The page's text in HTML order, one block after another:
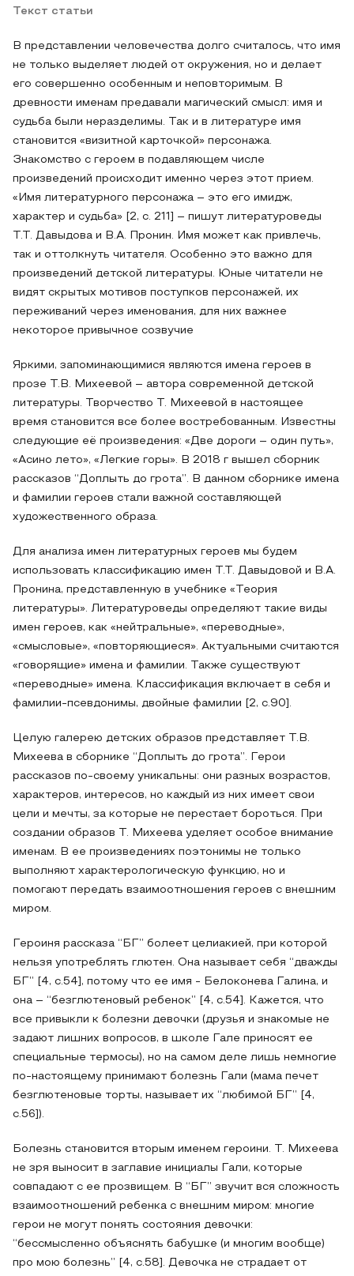
Текст статьи
В представлении человечества долго считалось, что имя
не только выделяет людей от окружения, но и делает
его совершенно особенным и неповторимым. В
древности именам предавали магический смысл: имя и
судьба были неразделимы. Так и в литературе имя
становится «визитной карточкой» персонажа.
Знакомство с героем в подавляющем числе
произведений происходит именно через этот прием.
«Имя литературного персонажа – это его имидж,
характер и судьба» [2, с. 211] – пишут литературоведы
Т.Т. Давыдова и В.А. Пронин. Имя может как привлечь,
так и оттолкнуть читателя. Особенно это важно для
произведений детской литературы. Юные читатели не
видят скрытых мотивов поступков персонажей, их
переживаний через именования, для них важнее
некоторое привычное созвучие
Яркими, запоминающимися являются имена героев в
прозе Т.В. Михеевой – автора современной детской
литературы. Творчество Т. Михеевой в настоящее
время становится все более востребованным. Известны
следующие её произведения: «Две дороги – один путь»,
«Асино лето», «Легкие горы». В 2018 г вышел сборник
рассказов “Доплыть до грота”. В данном сборнике имена
и фамилии героев стали важной составляющей
художественного образа.
Для анализа имен литературных героев мы будем
использовать классификацию имен Т.Т. Давыдовой и В.А.
Пронина, представленную в учебнике «Теория
литературы». Литературоведы определяют такие виды
имен героев, как «нейтральные», «переводные»,
«смысловые», «повторяющиеся». Актуальными считаются
«говорящие» имена и фамилии. Также существуют
«переводные» имена. Классификация включает в себя и
фамилии-псевдонимы, двойные фамилии [2, с.90].
Целую галерею детских образов представляет Т.В.
Михеева в сборнике “Доплыть до грота”. Герои
рассказов по-своему уникальны: они разных возрастов,
характеров, интересов, но каждый из них имеет свои
цели и мечты, за которые не перестает бороться. При
создании образов Т. Михеева уделяет особое внимание
именам. В ее произведениях поэтонимы не только
выполняют характерологическую функцию, но и
помогают передать взаимоотношения героев с внешним
миром.
Героиня рассказа “БГ” болеет целиакией, при которой
нельзя употреблять глютен. Она называет себя “дважды
БГ” [4, с.54], потому что ее имя - Белоконева Галина, и
она – “безглютеновый ребенок” [4, с.54]. Кажется, что
все привыкли к болезни девочки (друзья и знакомые не
задают лишних вопросов, в школе Гале приносят ее
специальные термосы), но на самом деле лишь немногие
по-настоящему принимают болезнь Гали (мама печет
безглютеновые торты, называет их “любимой БГ” [4,
с.56]).
Болезнь становится вторым именем героини. Т. Михеева
не зря выносит в заглавие инициалы Гали, которые
совпадают с ее прозвищем. В “БГ” звучит вся сложность
взаимоотношений ребенка с внешним миром: многие
герои не могут понять состояния девочки:
“бессмысленно объяснять бабушке (и многим вообще)
про мою болезнь” [4, с.58]. Девочка не страдает от